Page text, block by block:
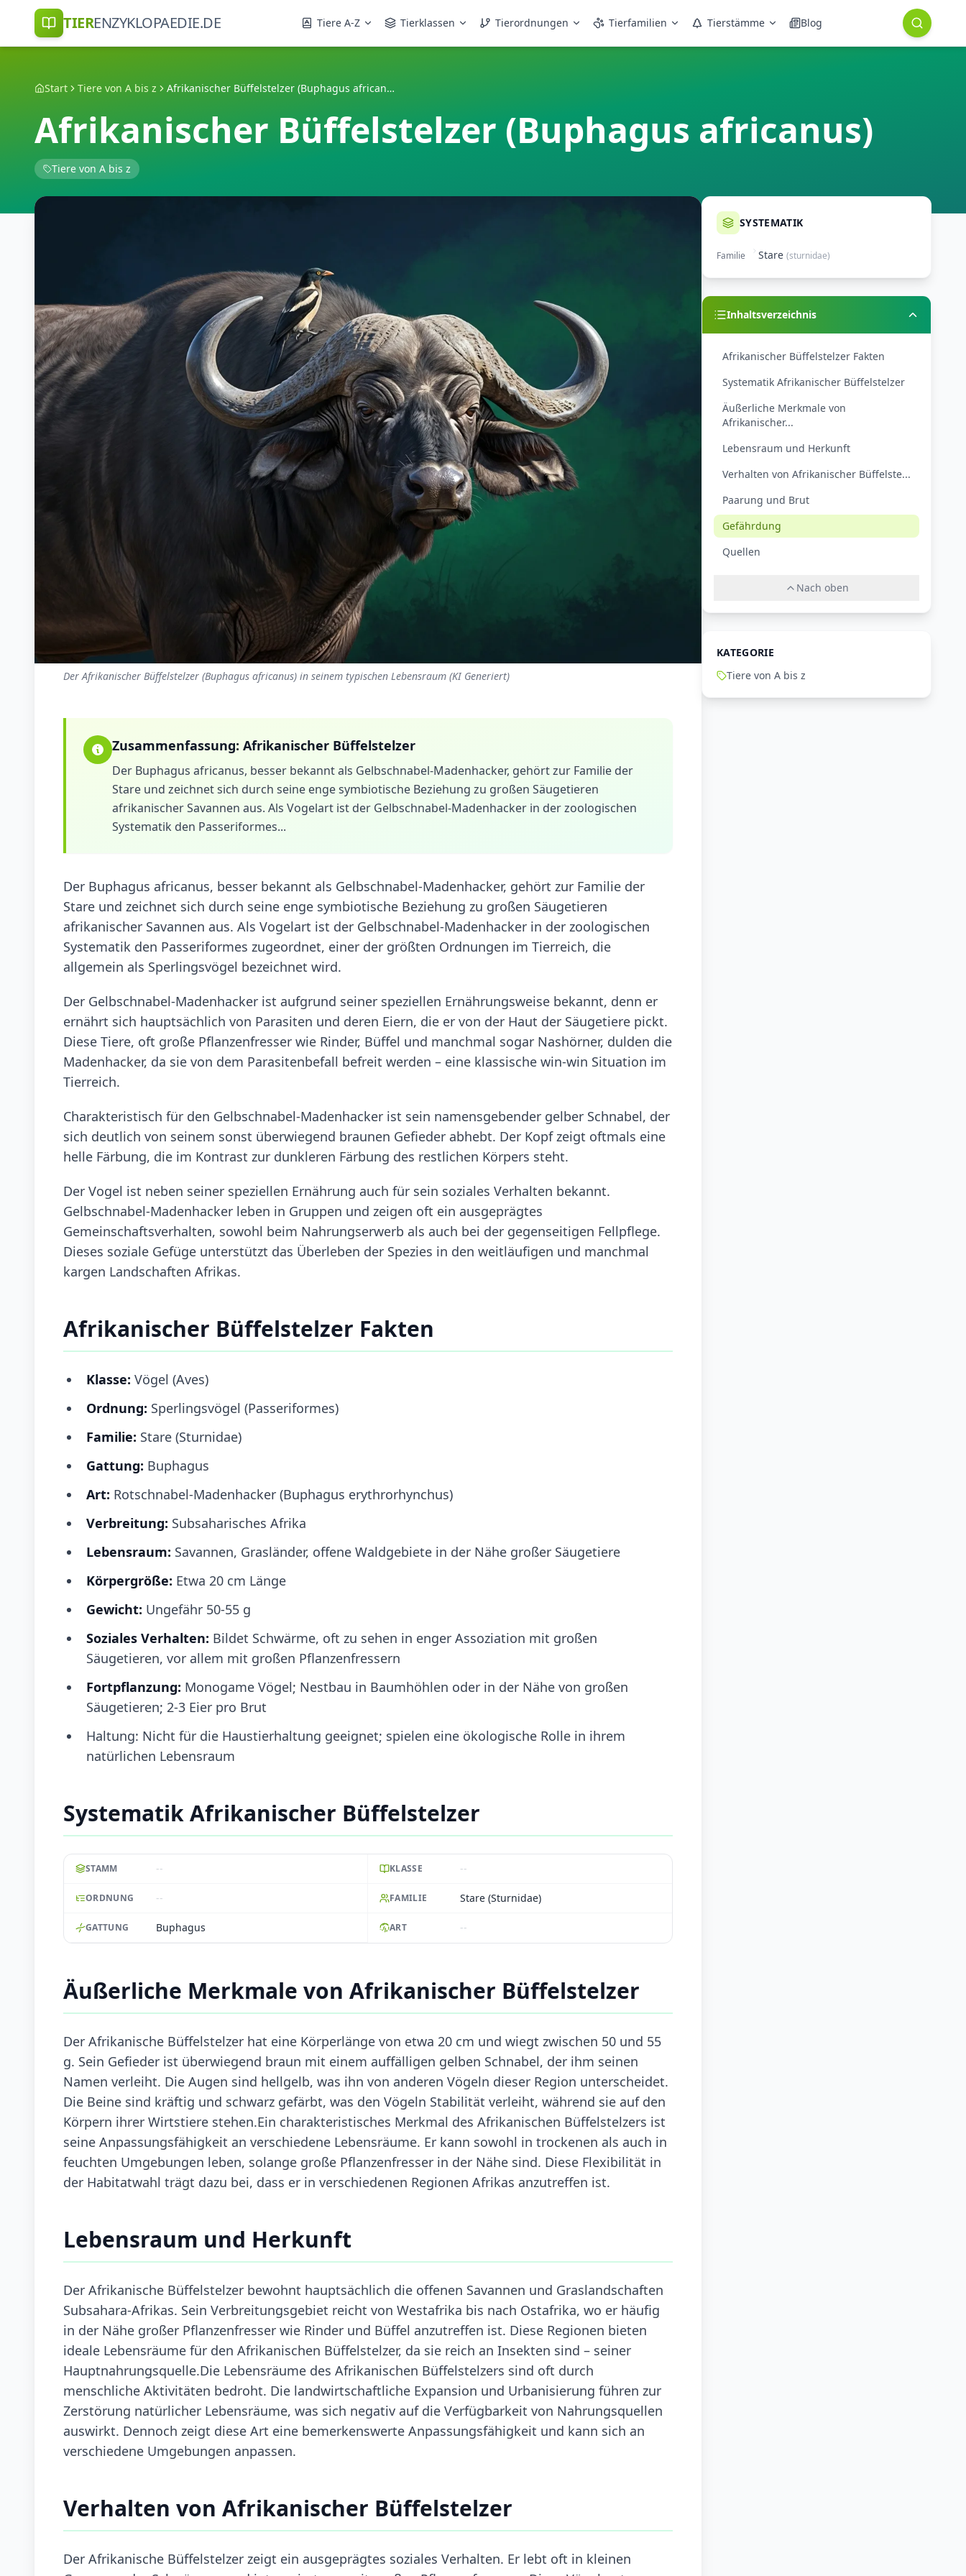
TIERENZYKLOPAEDIE.DE Tiere A-Z Tierklassen Tierordnungen Tierfamilien Tierstämme Blog
Start Tiere von A bis z Afrikanischer Büffelstelzer (Buphagus africanus)
Afrikanischer Büffelstelzer (Buphagus africanus)
Tiere von A bis z
Der Afrikanischer Büffelstelzer (Buphagus africanus) in seinem typischen Lebensraum (KI Generiert)
Zusammenfassung: Afrikanischer Büffelstelzer
Der Buphagus africanus, besser bekannt als Gelbschnabel-Madenhacker, gehört zur Familie der
Stare und zeichnet sich durch seine enge symbiotische Beziehung zu großen Säugetieren
afrikanischer Savannen aus. Als Vogelart ist der Gelbschnabel-Madenhacker in der zoologischen
Systematik den Passeriformes...
Der Buphagus africanus, besser bekannt als Gelbschnabel-Madenhacker, gehört zur Familie der
Stare und zeichnet sich durch seine enge symbiotische Beziehung zu großen Säugetieren
afrikanischer Savannen aus. Als Vogelart ist der Gelbschnabel-Madenhacker in der zoologischen
Systematik den Passeriformes zugeordnet, einer der größten Ordnungen im Tierreich, die
allgemein als Sperlingsvögel bezeichnet wird.
Der Gelbschnabel-Madenhacker ist aufgrund seiner speziellen Ernährungsweise bekannt, denn er
ernährt sich hauptsächlich von Parasiten und deren Eiern, die er von der Haut der Säugetiere pickt.
Diese Tiere, oft große Pflanzenfresser wie Rinder, Büffel und manchmal sogar Nashörner, dulden die
Madenhacker, da sie von dem Parasitenbefall befreit werden – eine klassische win-win Situation im
Tierreich.
Charakteristisch für den Gelbschnabel-Madenhacker ist sein namensgebender gelber Schnabel, der
sich deutlich von seinem sonst überwiegend braunen Gefieder abhebt. Der Kopf zeigt oftmals eine
helle Färbung, die im Kontrast zur dunkleren Färbung des restlichen Körpers steht.
Der Vogel ist neben seiner speziellen Ernährung auch für sein soziales Verhalten bekannt.
Gelbschnabel-Madenhacker leben in Gruppen und zeigen oft ein ausgeprägtes
Gemeinschaftsverhalten, sowohl beim Nahrungserwerb als auch bei der gegenseitigen Fellpflege.
Dieses soziale Gefüge unterstützt das Überleben der Spezies in den weitläufigen und manchmal
kargen Landschaften Afrikas.
Afrikanischer Büffelstelzer Fakten
Klasse: Vögel (Aves)
Ordnung: Sperlingsvögel (Passeriformes)
Familie: Stare (Sturnidae)
Gattung: Buphagus
Art: Rotschnabel-Madenhacker (Buphagus erythrorhynchus)
Verbreitung: Subsaharisches Afrika
Lebensraum: Savannen, Grasländer, offene Waldgebiete in der Nähe großer Säugetiere
Körpergröße: Etwa 20 cm Länge
Gewicht: Ungefähr 50-55 g
Soziales Verhalten: Bildet Schwärme, oft zu sehen in enger Assoziation mit großen
Säugetieren, vor allem mit großen Pflanzenfressern
Fortpflanzung: Monogame Vögel; Nestbau in Baumhöhlen oder in der Nähe von großen
Säugetieren; 2-3 Eier pro Brut
Haltung: Nicht für die Haustierhaltung geeignet; spielen eine ökologische Rolle in ihrem
natürlichen Lebensraum
Systematik Afrikanischer Büffelstelzer
STAMM -- KLASSE --
ORDNUNG -- FAMILIE Stare (Sturnidae)
GATTUNG Buphagus ART --
Äußerliche Merkmale von Afrikanischer Büffelstelzer
Der Afrikanische Büffelstelzer hat eine Körperlänge von etwa 20 cm und wiegt zwischen 50 und 55
g. Sein Gefieder ist überwiegend braun mit einem auffälligen gelben Schnabel, der ihm seinen
Namen verleiht. Die Augen sind hellgelb, was ihn von anderen Vögeln dieser Region unterscheidet.
Die Beine sind kräftig und schwarz gefärbt, was den Vögeln Stabilität verleiht, während sie auf den
Körpern ihrer Wirtstiere stehen.Ein charakteristisches Merkmal des Afrikanischen Büffelstelzers ist
seine Anpassungsfähigkeit an verschiedene Lebensräume. Er kann sowohl in trockenen als auch in
feuchten Umgebungen leben, solange große Pflanzenfresser in der Nähe sind. Diese Flexibilität in
der Habitatwahl trägt dazu bei, dass er in verschiedenen Regionen Afrikas anzutreffen ist.
Lebensraum und Herkunft
Der Afrikanische Büffelstelzer bewohnt hauptsächlich die offenen Savannen und Graslandschaften
Subsahara-Afrikas. Sein Verbreitungsgebiet reicht von Westafrika bis nach Ostafrika, wo er häufig
in der Nähe großer Pflanzenfresser wie Rinder und Büffel anzutreffen ist. Diese Regionen bieten
ideale Lebensräume für den Afrikanischen Büffelstelzer, da sie reich an Insekten sind – seiner
Hauptnahrungsquelle.Die Lebensräume des Afrikanischen Büffelstelzers sind oft durch
menschliche Aktivitäten bedroht. Die landwirtschaftliche Expansion und Urbanisierung führen zur
Zerstörung natürlicher Lebensräume, was sich negativ auf die Verfügbarkeit von Nahrungsquellen
auswirkt. Dennoch zeigt diese Art eine bemerkenswerte Anpassungsfähigkeit und kann sich an
verschiedene Umgebungen anpassen.
Verhalten von Afrikanischer Büffelstelzer
Der Afrikanische Büffelstelzer zeigt ein ausgeprägtes soziales Verhalten. Er lebt oft in kleinen
SYSTEMATIK
Familie Stare (sturnidae)
Inhaltsverzeichnis
Afrikanischer Büffelstelzer Fakten
Systematik Afrikanischer Büffelstelzer
Äußerliche Merkmale von
Afrikanischer...
Lebensraum und Herkunft
Verhalten von Afrikanischer Büffelste...
Paarung und Brut
Gefährdung
Quellen
Nach oben
KATEGORIE
Tiere von A bis z